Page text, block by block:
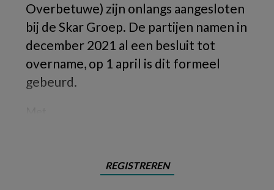
Overbetuwe) zijn onlangs aangesloten
bij de Skar Groep. De partijen namen in
december 2021 al een besluit tot
overname, op 1 april is dit formeel
gebeurd.
REGISTREREN